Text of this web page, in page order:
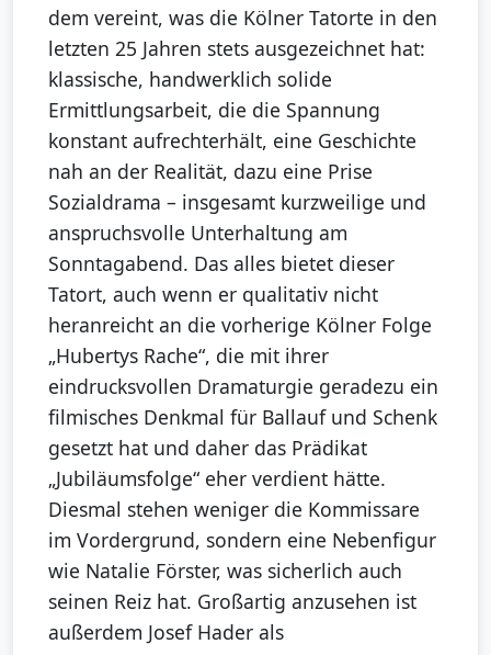
dem vereint, was die Kölner Tatorte in den
letzten 25 Jahren stets ausgezeichnet hat:
klassische, handwerklich solide
Ermittlungsarbeit, die die Spannung
konstant aufrechterhält, eine Geschichte
nah an der Realität, dazu eine Prise
Sozialdrama – insgesamt kurzweilige und
anspruchsvolle Unterhaltung am
Sonntagabend. Das alles bietet dieser
Tatort, auch wenn er qualitativ nicht
heranreicht an die vorherige Kölner Folge
„Hubertys Rache“, die mit ihrer
eindrucksvollen Dramaturgie geradezu ein
filmisches Denkmal für Ballauf und Schenk
gesetzt hat und daher das Prädikat
„Jubiläumsfolge“ eher verdient hätte.
Diesmal stehen weniger die Kommissare
im Vordergrund, sondern eine Nebenfigur
wie Natalie Förster, was sicherlich auch
seinen Reiz hat. Großartig anzusehen ist
außerdem Josef Hader als